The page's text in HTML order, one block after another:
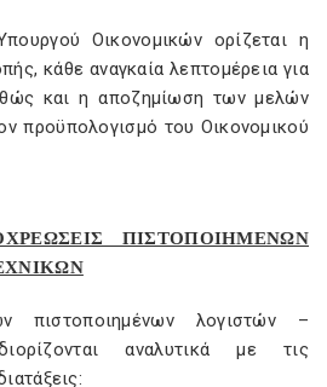
Οικονομικών ορίζεται η
κάθε αναγκαία λεπτομέρεια για
και η αποζημίωση των μελών
προϋπολογισμό του Οικονομικού
ΠΙΣΤΟΠΟΙΗΜΕΝΩΝ
πιστοποιημένων λογιστών –
αναλυτικά με τις